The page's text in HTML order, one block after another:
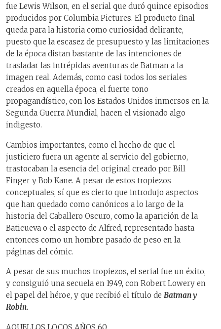
fue Lewis Wilson, en el serial que duró quince episodios
producidos por Columbia Pictures. El producto final
queda para la historia como curiosidad delirante,
puesto que la escasez de presupuesto y las limitaciones
de la época distan bastante de las intenciones de
trasladar las intrépidas aventuras de Batman a la
imagen real. Además, como casi todos los seriales
creados en aquella época, el fuerte tono
propagandístico, con los Estados Unidos inmersos en la
Segunda Guerra Mundial, hacen el visionado algo
indigesto.
Cambios importantes, como el hecho de que el
justiciero fuera un agente al servicio del gobierno,
trastocaban la esencia del original creado por Bill
Finger y Bob Kane. A pesar de estos tropiezos
conceptuales, sí que es cierto que introdujo aspectos
que han quedado como canónicos a lo largo de la
historia del Caballero Oscuro, como la aparición de la
Baticueva o el aspecto de Alfred, representado hasta
entonces como un hombre pasado de peso en la
páginas del cómic.
A pesar de sus muchos tropiezos, el serial fue un éxito,
y consiguió una secuela en 1949, con Robert Lowery en
el papel del héroe, y que recibió el título de Batman y
Robin.